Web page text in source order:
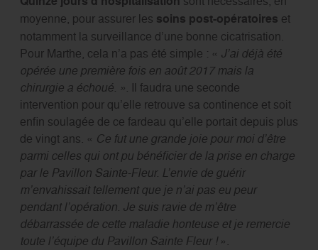
moyenne, pour assurer les soins post-opératoires et
notamment la surveillance d’une bonne cicatrisation.
Pour Marthe, cela n’a pas été simple : « J’ai déjà été
opérée une première fois en août 2017 mais la
chirurgie a échoué. ». Il faudra une seconde
intervention pour qu’elle retrouve sa continence et soit
enfin soulagée de ce fardeau qu’elle portait depuis plus
de vingt ans. « Ce fut une grande joie pour moi d’être
parmi celles qui ont pu bénéficier de la prise en charge
par le Pavillon Sainte-Fleur. L’envie de guérir
m’envahissait tellement que je n’ai pas eu peur
pendant l’opération. Je suis ravie de m’être
débarrassée de cette maladie honteuse et je remercie
toute l’équipe du Pavillon Sainte Fleur ! ».